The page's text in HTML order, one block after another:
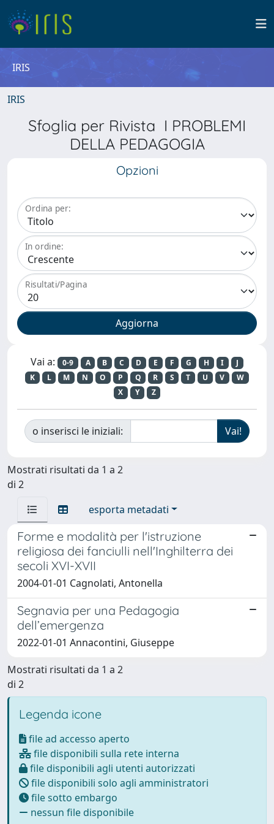
IRIS
IRIS
Sfoglia per Rivista I PROBLEMI
DELLA PEDAGOGIA
Opzioni
Ordina per:
In ordine:
Risultati/Pagina
Vai a: 0-9 A B C D E F G H I
J
K
L M N O P Q R S T U V
W
X
Y Z
o inserisci le iniziali:
Mostrati risultati da 1 a 2
di 2
esporta metadati
Forme e modalità per l'istruzione
religiosa dei fanciulli nell'Inghilterra dei
secoli XVI-XVII
2004-01-01 Cagnolati, Antonella
Segnavia per una Pedagogia
dell’emergenza
2022-01-01 Annacontini, Giuseppe
Mostrati risultati da 1 a 2
di 2
Legenda icone
file ad accesso aperto
file disponibili sulla rete interna
file disponibili agli utenti autorizzati
file disponibili solo agli amministratori
file sotto embargo
nessun file disponibile